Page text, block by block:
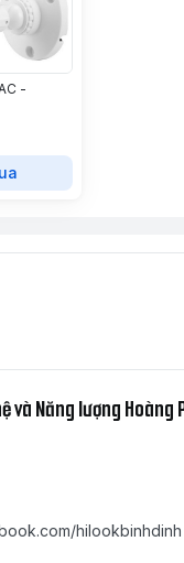
-
và Năng lượng Hoàng
hilookbinhdinh